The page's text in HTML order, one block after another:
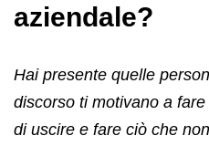
aziendale?
Hai presente quelle
discorso ti motivano a
di uscire e fare ciò che